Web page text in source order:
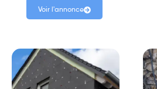
Voir l'annonce